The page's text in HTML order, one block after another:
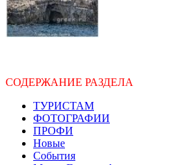
СОДЕРЖАНИЕ РАЗДЕЛА
ТУРИСТАМ
ФОТОГРАФИИ
ПРОФИ
Новые
События